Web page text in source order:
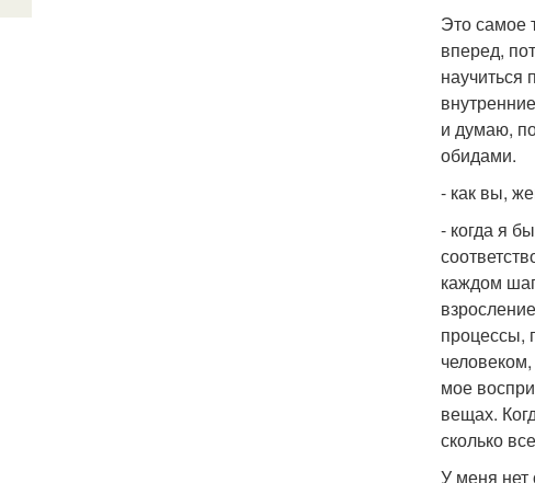
Это самое
вперед,
научиться
и думаю,
обидами.
- как вы,
- когда я
каждом
процессы,
мое
вещах.
сколько
У меня нет